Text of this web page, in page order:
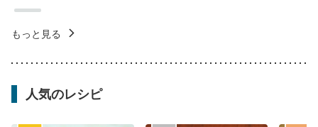
もっと見る
人気のレシピ